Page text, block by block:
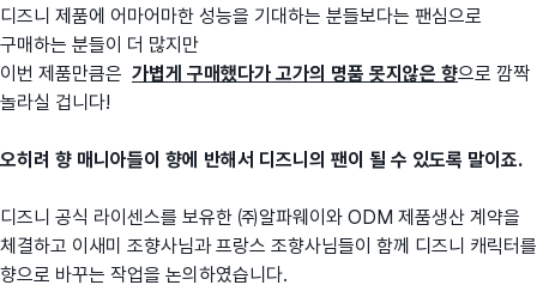
디즈니 제품에 어마어마한 성능을 기대하는 분들보다는 팬심으로
구매하는 분들이 더 많지만
이번 제품만큼은 가볍게 구매했다가 고가의 명품 못지않은 향으로 깜짝
놀라실 겁니다!
오히려 향 매니아들이 향에 반해서 디즈니의 팬이 될 수 있도록 말이죠.
디즈니 공식 라이센스를 보유한 ㈜알파웨이와 ODM 제품생산 계약을
체결하고 이새미 조향사님과 프랑스 조향사님들이 함께 디즈니 캐릭터를
향으로 바꾸는 작업을 논의하였습니다.